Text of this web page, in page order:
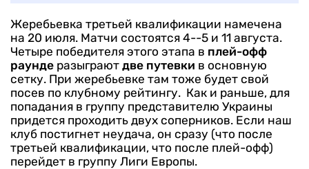
Жеребьевка третьей квалификации намечена
на 20 июля. Матчи состоятся 4--5 и 11 августа.
Четыре победителя этого этапа в плей-офф
раунде разыграют две путевки в основную
сетку. При жеребьевке там тоже будет свой
посев по клубному рейтингу. Как и раньше, для
попадания в группу представителю Украины
придется проходить двух соперников. Если наш
клуб постигнет неудача, он сразу (что после
третьей квалификации, что после плей-офф)
перейдет в группу Лиги Европы.